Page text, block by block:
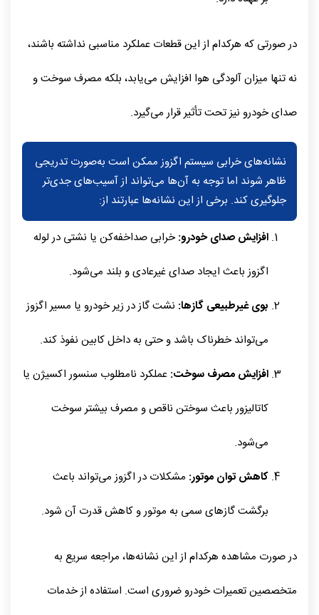
در صورتی که هرکدام از این قطعات عملکرد مناسبی نداشته باشند،
نه تنها میزان آلودگی هوا افزایش می‌یابد، بلکه مصرف سوخت و
صدای خودرو نیز تحت تأثیر قرار می‌گیرد.
نشانه‌های خرابی سیستم اگزوز ممکن است به‌صورت تدریجی
ظاهر شوند اما توجه به آن‌ها می‌تواند از آسیب‌های جدی‌تر
جلوگیری کند. برخی از این نشانه‌ها عبارتند از:
افزایش صدای خودرو:خرابی صداخفه‌کن یا نشتی در لوله
اگزوز باعث ایجاد صدای غیرعادی و بلند می‌شود.
بوی غیرطبیعی گازها: نشت گاز در زیر خودرو یا مسیر اگزوز
می‌تواند خطرناک باشد و حتی به داخل کابین نفوذ کند.
افزایش مصرف سوخت: عملکرد نامطلوب سنسور اکسیژن یا
کاتالیزور باعث سوختن ناقص و مصرف بیشتر سوخت
می‌شود.
کاهش توان موتور: مشکلات در اگزوز می‌تواند باعث
برگشت گازهای سمی به موتور و کاهش قدرت آن شود.
در صورت مشاهده هرکدام از این نشانه‌ها، مراجعه سریع به
متخصصین تعمیرات خودرو ضروری است. استفاده از خدمات